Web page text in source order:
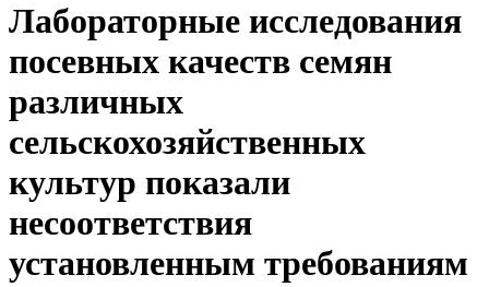
Лабораторные исследования
посевных качеств семян
различных
сельскохозяйственных
культур показали
несоответствия
установленным требованиям